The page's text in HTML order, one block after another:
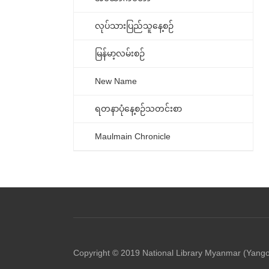
လုပ်သားပြည်သူနေ့စဉ်
မြန်မာ့လမ်းစဉ်
New Name
ရတနာပုံနေ့စဉ်သတင်းစာ
Maulmain Chronicle
Copyright © 2019 National Library Myanmar